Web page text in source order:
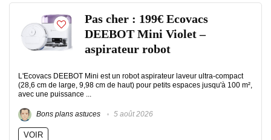
Pas cher : 199€ Ecovacs
DEEBOT Mini Violet –
aspirateur robot
L'Ecovacs DEEBOT Mini est un robot aspirateur laveur ultra-compact
(28,6 cm de large, 9,98 cm de haut) pour petits espaces jusqu'à 100 m²,
avec une puissance ...
Bons plans astuces 5 août 2026
VOIR